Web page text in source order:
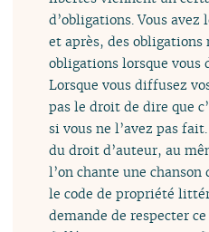
d’obligations. Vous
et après, des obligations
obligations lorsque vous
Lorsque vous diffusez
pas le droit de dire que
si vous ne l’avez pas
du droit d’auteur, au
l’on chante une chanson
le code de propriété
demande de respecter